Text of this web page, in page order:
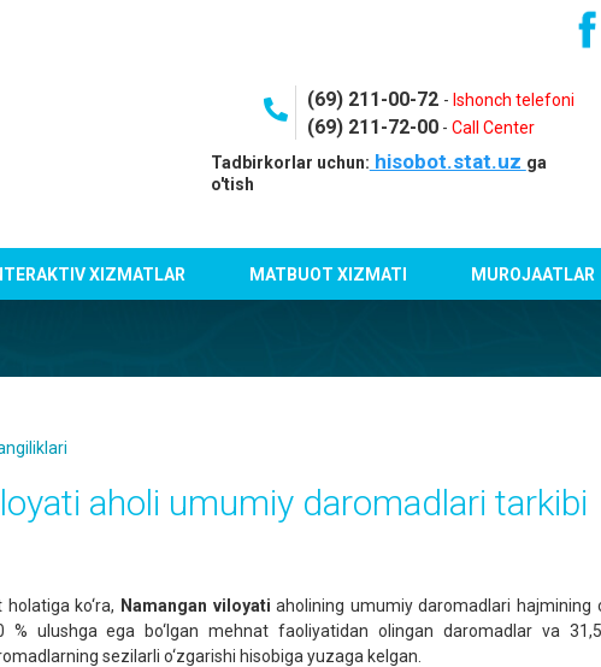
(69) 211-00-72 - Ishonch telefoni
(69) 211-72-00- Call Center
Tadbirkorlar uchun: hisobot.stat.uz ga
o'tish
XIZMATLAR MATBUOT XIZMATI MUROJAATLAR
aholi umumiy daromadlari tarkibi
ko‘ra, Namangan viloyati aholining umumiy daromadlari hajmining
% ulushga ega bo‘lgan mehnat faoliyatidan olingan daromadlar va
sezilarli o‘zgarishi hisobiga yuzaga kelgan.